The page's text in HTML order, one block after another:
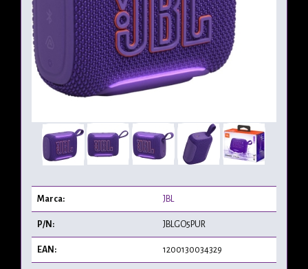
Marca: JBL
P/N: JBLGO5PUR
EAN: 1200130034329